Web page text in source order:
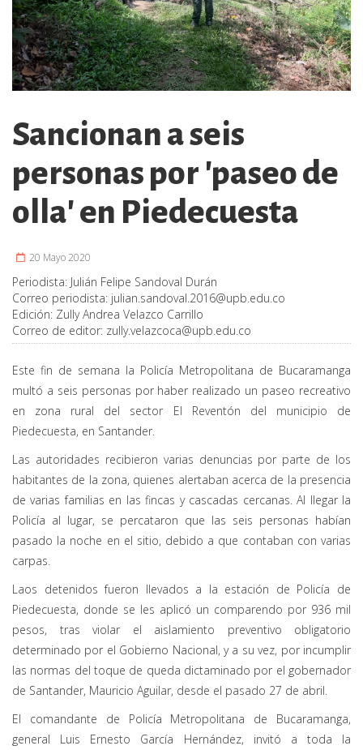
Sancionan a seis
personas por 'paseo de
olla' en Piedecuesta
20 Mayo 2020
Periodista: Julián Felipe Sandoval Durán
Correo periodista: julian.sandoval.2016@upb.edu.co
Edición: Zully Andrea Velazco Carrillo
Correo de editor: zully.velazcoca@upb.edu.co
Este fin de semana la Policía Metropolitana de Bucaramanga
multó a seis personas por haber realizado un paseo recreativo
en zona rural del sector El Reventón del municipio de
Piedecuesta, en Santander.
Las autoridades recibieron varias denuncias por parte de los
habitantes de la zona, quienes alertaban acerca de la presencia
de varias familias en las fincas y cascadas cercanas. Al llegar la
Policía al lugar, se percataron que las seis personas habían
pasado la noche en el sitio, debido a que contaban con varias
carpas.
Laos detenidos fueron llevados a la estación de Policía de
Piedecuesta, donde se les aplicó un comparendo por 936 mil
pesos, tras violar el aislamiento preventivo obligatorio
determinado por el Gobierno Nacional, y a su vez, por incumplir
las normas del toque de queda dictaminado por el gobernador
de Santander, Mauricio Aguilar, desde el pasado 27 de abril.
El comandante de Policía Metropolitana de Bucaramanga,
general Luis Ernesto García Hernández, invitó a toda la